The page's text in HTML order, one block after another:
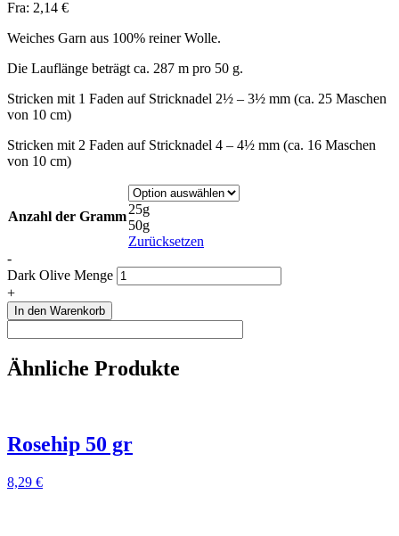
Fra: 2,14 €
Weiches Garn aus 100% reiner Wolle.
Die Lauflänge beträgt ca. 287 m pro 50 g.
Stricken mit 1 Faden auf Stricknadel 2½ – 3½ mm (ca. 25 Maschen
von 10 cm)
Stricken mit 2 Faden auf Stricknadel 4 – 4½ mm (ca. 16 Maschen
von 10 cm)
Anzahl der Gramm25g
50g
Zurücksetzen
-
Dark Olive Menge
+
In den Warenkorb
Ähnliche Produkte
Rosehip 50 gr
8,29 €